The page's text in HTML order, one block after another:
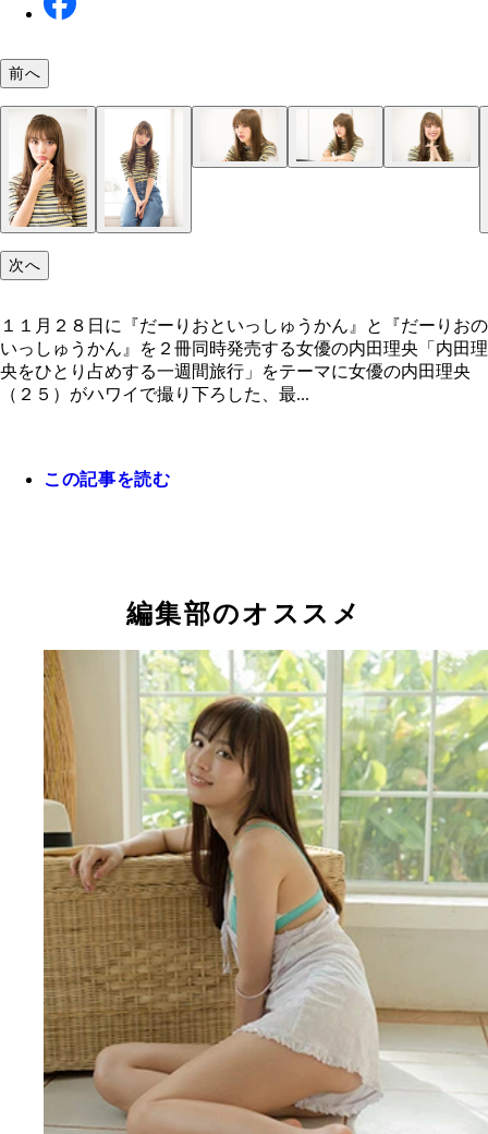
前へ
次へ
１１月２８日に『だーりおといっしゅうかん』と『だーりおの
いっしゅうかん』を２冊同時発売する女優の内田理央「内田理
央をひとり占めする一週間旅行」をテーマに女優の内田理央
（２５）がハワイで撮り下ろした、最...
この記事を読む
編集部のオススメ